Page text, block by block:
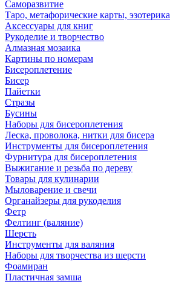
Саморазвитие
Таро, метафорические карты, эзотерика
Аксессуары для книг
Рукоделие и творчество
Алмазная мозаика
Картины по номерам
Бисероплетение
Бисер
Пайетки
Стразы
Бусины
Наборы для бисероплетения
Леска, проволока, нитки для бисера
Инструменты для бисероплетения
Фурнитура для бисероплетения
Выжигание и резьба по дереву
Товары для кулинарии
Мыловарение и свечи
Органайзеры для рукоделия
Фетр
Фелтинг (валяние)
Шерсть
Инструменты для валяния
Наборы для творчества из шерсти
Фоамиран
Пластичная замша